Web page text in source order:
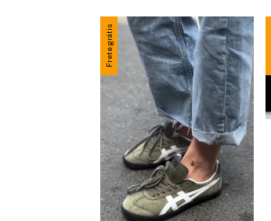
Frete grátis